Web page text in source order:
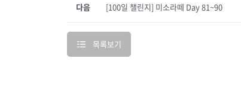
[100일 챌린지] 미소라떼 Day 81~90
다음
목록보기